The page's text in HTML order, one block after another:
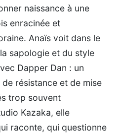
naissance à une
enracinée et
Anaïs voit dans le
sapologie et du style
Dapper Dan : un
de résistance et de mise
trop souvent
Kazaka, elle
raconte, qui questionne